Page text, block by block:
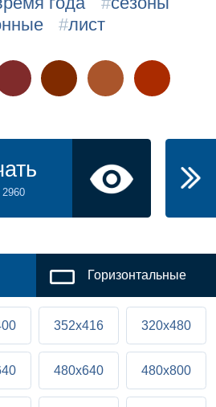
#лист
Горизонтальные
352x416 320x480
480x640 480x800